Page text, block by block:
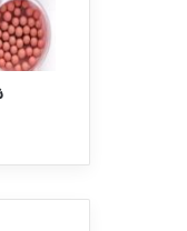
د
د
ن